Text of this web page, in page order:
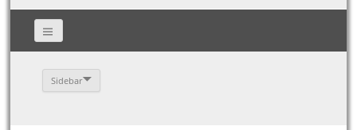
Sidebar